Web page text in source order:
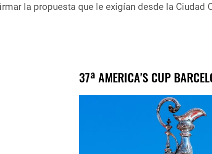
la propuesta que le exigían desde la Ciudad
37ª AMERICA'S CUP